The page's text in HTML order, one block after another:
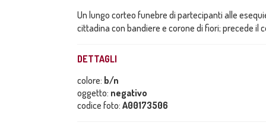
Un lungo corteo funebre di partecipanti alle
cittadina con bandiere e corone di fiori; precede il
DETTAGLI
colore: b/n
oggetto: negativo
codice foto: A00173506